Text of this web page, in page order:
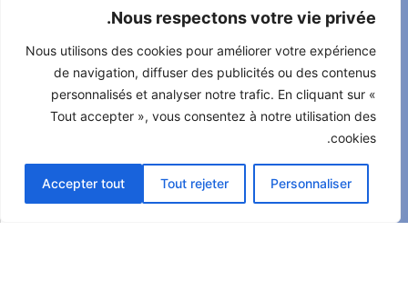
Nous respectons votre vie privée.
Nous utilisons des cookies pour améliorer votre expérience
de navigation, diffuser des publicités ou des contenus
personnalisés et analyser notre trafic. En cliquant sur «
Tout accepter », vous consentez à notre utilisation des
cookies.
Personnaliser
Tout rejeter
Accepter tout
ميثاق التحرير
الخصوصية
الاشعار القانوني
شروط الاستخدام العامة
اتصل بنا